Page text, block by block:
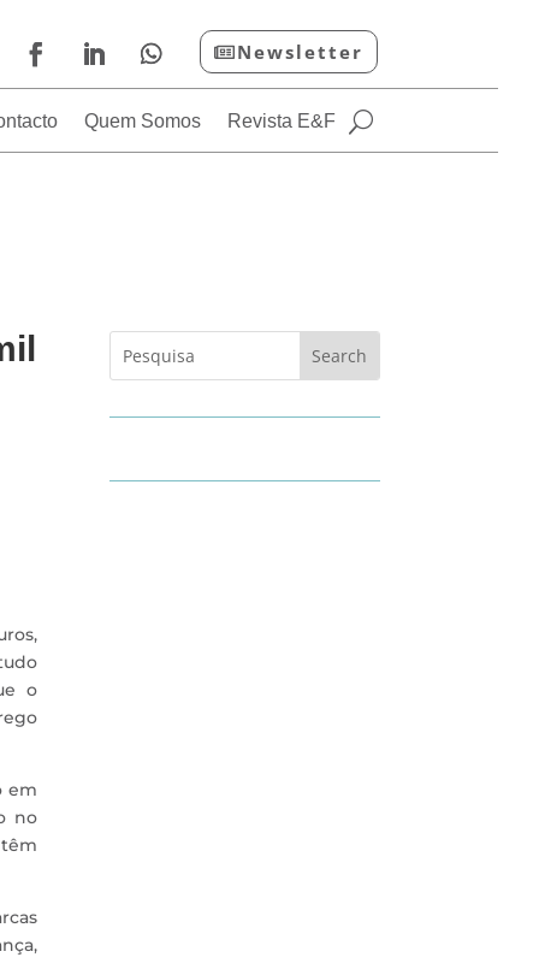
Newsletter
Quem Somos Revista E&F
o
em
no